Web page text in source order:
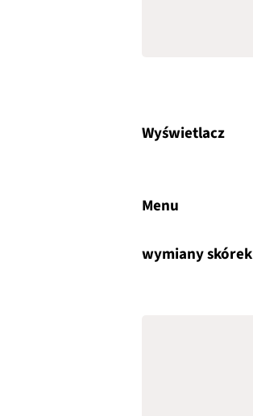
Wyświetlacz
Menu
wymiany skórek